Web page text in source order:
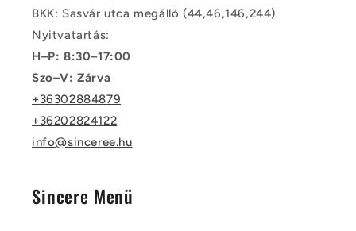
BKK: Sasvár utca megálló (44,46,146,244)
Nyitvatartás:
H–P: 8:30–17:00
Szo–V: Zárva
+36302884879
+36202824122
info@sinceree.hu
Sincere Menü